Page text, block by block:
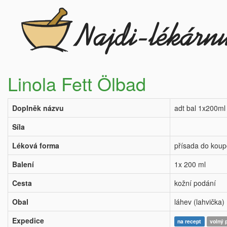
Linola Fett Ölbad
Doplněk názvu
adt bal 1x200ml
Síla
Léková forma
přísada do
Balení
1x 200 ml
Cesta
kožní podání
Obal
láhev (lahvička)
Expedice
na recept volný